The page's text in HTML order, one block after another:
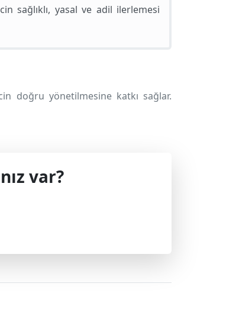
sağlıklı, yasal ve adil ilerlemesi
doğru yönetilmesine katkı sağlar.
var?